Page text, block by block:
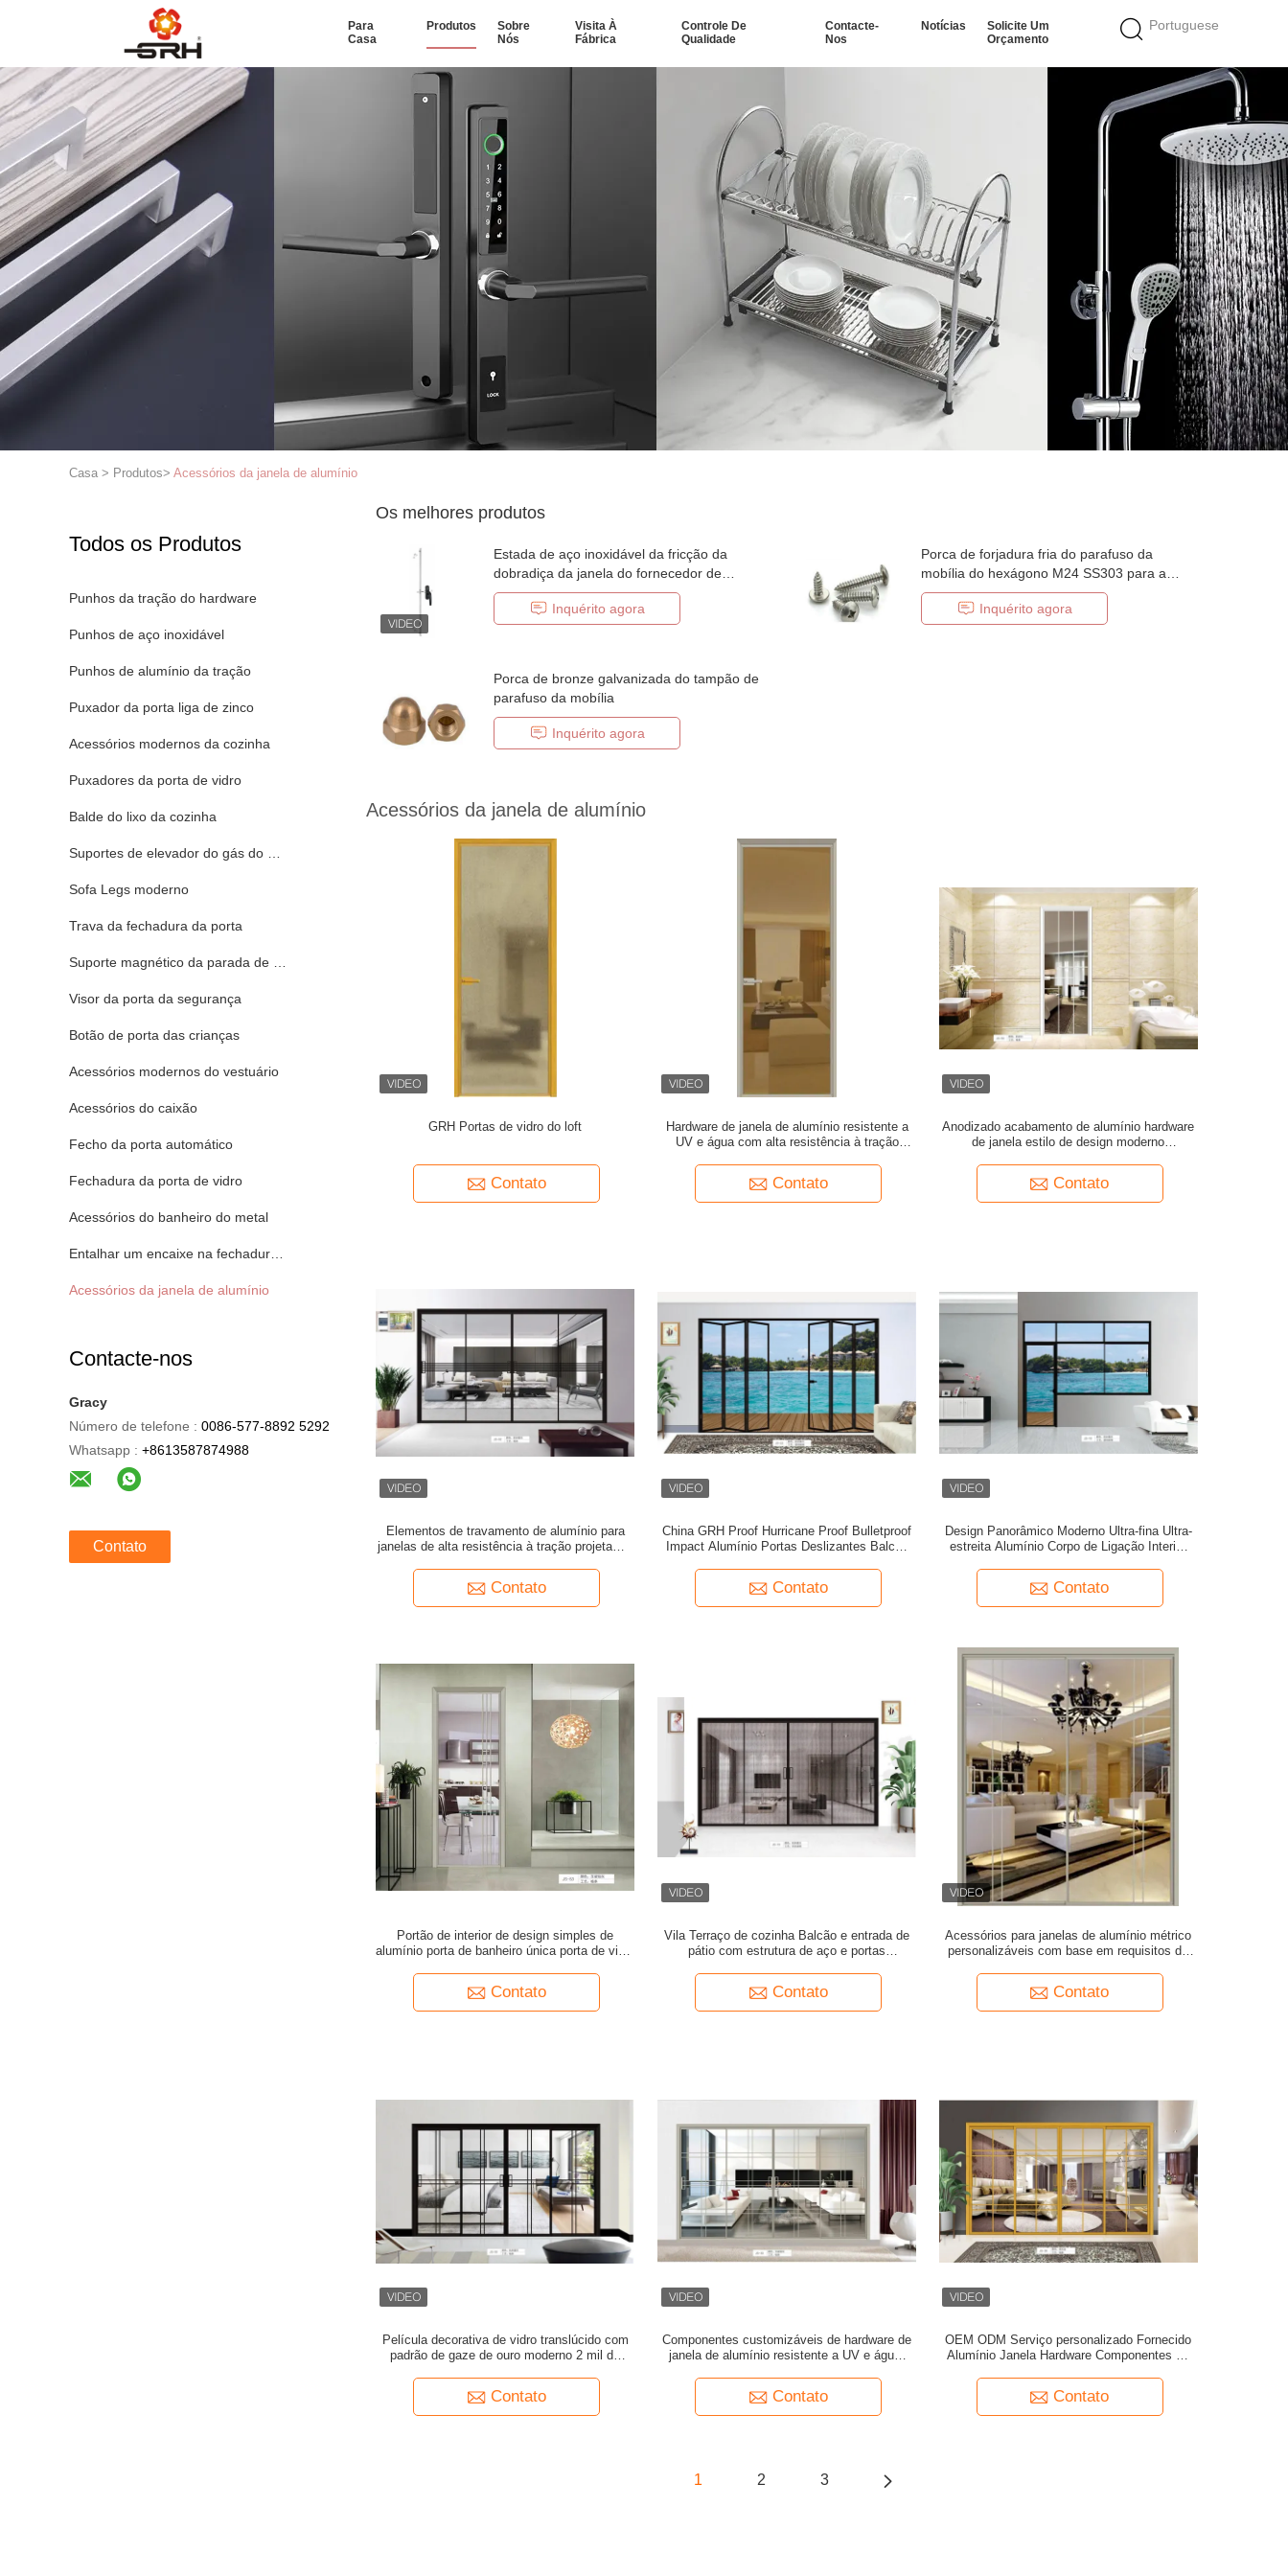
Portuguese
Para
Casa
Produtos
Sobre
Nós
Visita À
Fábrica
Controle De
Qualidade
Contacte-
Nos
Notícias
Solicite Um
Orçamento
Casa > Produtos> Acessórios da janela de alumínio
Todos os Produtos
Punhos da tração do hardware
Punhos de aço inoxidável
Punhos de alumínio da tração
Puxador da porta liga de zinco
Acessórios modernos da cozinha
Puxadores da porta de vidro
Balde do lixo da cozinha
Sofa Legs moderno
Trava da fechadura da porta
Visor da porta da segurança
Botão de porta das crianças
Acessórios modernos do vestuário
Acessórios do caixão
Fecho da porta automático
Fechadura da porta de vidro
Acessórios do banheiro do metal
Acessórios da janela de alumínio
Contacte-nos
Gracy
Número de telefone : 0086-577-8892 5292
Whatsapp : +8613587874988
Contato
Os melhores produtos
Estada de aço inoxidável da fricção da
dobradiça da janela do fornecedor de
China
Inquérito agora
Porca de forjadura fria do parafuso da
mobília do hexágono M24 SS303 para a
mineração
Inquérito agora
Porca de bronze galvanizada do tampão de
parafuso da mobília
Inquérito agora
Acessórios da janela de alumínio
GRH Portas de vidro do loft
Contato
Hardware de janela de alumínio resistente a
UV e água com alta resistência à tração
Contato
Anodizado acabamento de alumínio hardware
de janela estilo de design moderno
Contato
Elementos de travamento de alumínio para
janelas de alta resistência à tração projetados
Contato
China GRH Proof Hurricane Proof Bulletproof
Impact Alumínio Portas Deslizantes Balcão
Contato
Design Panorâmico Moderno Ultra-fina Ultra-
estreita Alumínio Corpo de Ligação Interior
Contato
Portão de interior de design simples de
alumínio porta de banheiro única porta de vidro
Contato
Vila Terraço de cozinha Balcão e entrada de
pátio com estrutura de aço e portas
Contato
Acessórios para janelas de alumínio métrico
personalizáveis com base em requisitos de
adequado para projetos comerciais
Contato
Película decorativa de vidro translúcido com
padrão de gaze de ouro moderno 2 mil de
janela de porta deslizante de escritório
Contato
Componentes customizáveis ​​de hardware de
janela de alumínio resistente a UV e água,
Contato
OEM ODM Serviço personalizado Fornecido
Alumínio Janela Hardware Componentes de
Contato
1 2 3